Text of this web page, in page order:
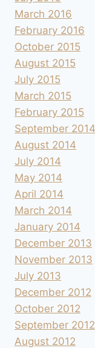
March 2016
February 2016
October 2015
August 2015
July 2015
March 2015
February 2015
September 2014
August 2014
July 2014
May 2014
April 2014
March 2014
January 2014
December 2013
November 2013
July 2013
December 2012
October 2012
September 2012
August 2012